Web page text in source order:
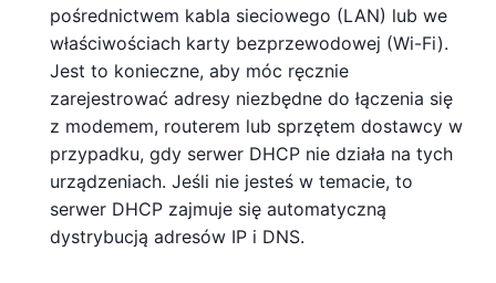
pośrednictwem kabla sieciowego (LAN) lub we
właściwościach karty bezprzewodowej (Wi-Fi).
Jest to konieczne, aby móc ręcznie
zarejestrować adresy niezbędne do łączenia się
z modemem, routerem lub sprzętem dostawcy w
przypadku, gdy serwer DHCP nie działa na tych
urządzeniach. Jeśli nie jesteś w temacie, to
serwer DHCP zajmuje się automatyczną
dystrybucją adresów IP i DNS.